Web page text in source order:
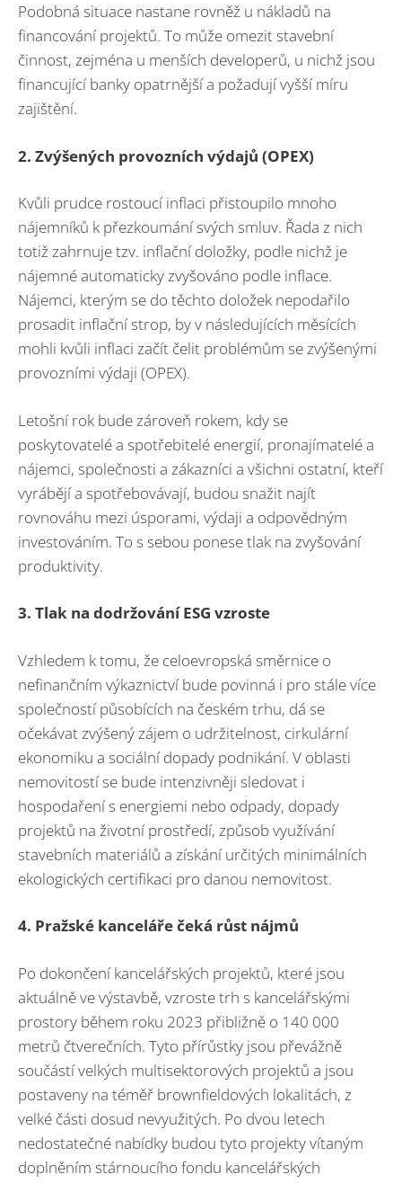
Podobná situace nastane rovněž u nákladů na
financování projektů. To může omezit stavební
činnost, zejména u menších developerů, u nichž jsou
financující banky opatrnější a požadují vyšší míru
zajištění.
2. Zvýšených provozních výdajů (OPEX)
Kvůli prudce rostoucí inflaci přistoupilo mnoho
nájemníků k přezkoumání svých smluv. Řada z nich
totiž zahrnuje tzv. inflační doložky, podle nichž je
nájemné automaticky zvyšováno podle inflace.
Nájemci, kterým se do těchto doložek nepodařilo
prosadit inflační strop, by v následujících měsících
mohli kvůli inflaci začít čelit problémům se zvýšenými
provozními výdaji (OPEX).
Letošní rok bude zároveň rokem, kdy se
poskytovatelé a spotřebitelé energií, pronajímatelé a
nájemci, společnosti a zákazníci a všichni ostatní, kteří
vyrábějí a spotřebovávají, budou snažit najít
rovnováhu mezi úsporami, výdaji a odpovědným
investováním. To s sebou ponese tlak na zvyšování
produktivity.
3. Tlak na dodržování ESG vzroste
Vzhledem k tomu, že celoevropská směrnice o
nefinančním výkaznictví bude povinná i pro stále více
společností působících na českém trhu, dá se
očekávat zvýšený zájem o udržitelnost, cirkulární
ekonomiku a sociální dopady podnikání. V oblasti
nemovitostí se bude intenzivněji sledovat i
hospodaření s energiemi nebo odpady, dopady
projektů na životní prostředí, způsob využívání
stavebních materiálů a získání určitých minimálních
ekologických certifikaci pro danou nemovitost.
4. Pražské kanceláře čeká růst nájmů
Po dokončení kancelářských projektů, které jsou
aktuálně ve výstavbě, vzroste trh s kancelářskými
prostory během roku 2023 přibližně o 140 000
metrů čtverečních. Tyto přírůstky jsou převážně
součástí velkých multisektorových projektů a jsou
postaveny na téměř brownfieldových lokalitách, z
velké části dosud nevyužitých. Po dvou letech
nedostatečné nabídky budou tyto projekty vítaným
doplněním stárnoucího fondu kancelářských